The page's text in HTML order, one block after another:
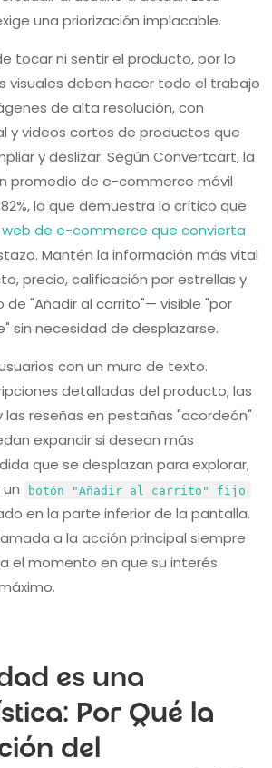
una priorización implacable.
tocar ni sentir el producto, por lo
visuales deben hacer todo el trabajo
de alta resolución, con
y videos cortos de productos que
y deslizar. Según Convertcart, la
promedio de e-commerce móvil
lo que demuestra lo crítico que
web de e-commerce que convierta
Mantén la información más vital
precio, calificación por estrellas y
"Añadir al carrito"— visible "por
sin necesidad de desplazarse.
con un muro de texto.
detalladas del producto, las
reseñas en pestañas "acordeón"
expandir si desean más
que se desplazan para explorar,
botón "Añadir al carrito" fijo
en la parte inferior de la pantalla.
a la acción principal siempre
el momento en que su interés
es una
Por Qué la
del